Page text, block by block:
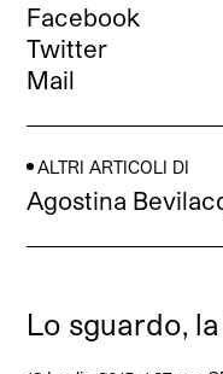
Facebook
Twitter
Mail
ALTRI ARTICOLI DI
Agostina
Lo sguardo,